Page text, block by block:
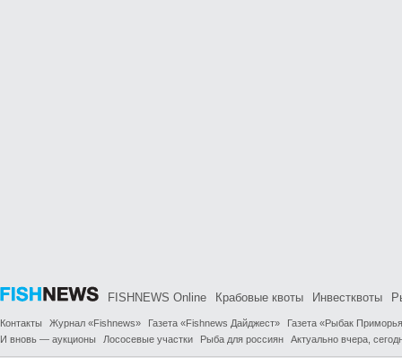
FISHNEWS Online Крабовые квоты Инвестквоты
Контакты Журнал «Fishnews» Газета «Fishnews Дайджест»
Газета «Рыбак
И вновь — аукционы
Лососевые участки Рыба для россиян Актуально вчера,